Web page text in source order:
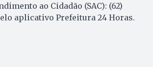
ao Cidadão (SAC): (62)
aplicativo Prefeitura 24 Horas.